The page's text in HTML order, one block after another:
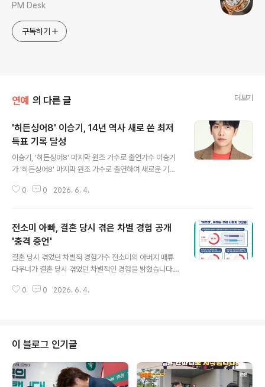
PM Desk
구독하기
연예 의 다른 글 더보기
'히든싱어8' 이승기, 14년 역사 새로 쓴 최저
득표 기록 달성
이승기, '히든싱어8' 마지막 원조 가수로 출연가수 이승기
가 '히든싱어8' 마지막 원조 가수로 출연하여 새로운 기록
가자들의 높은 완성도로 인해 판정단은 혼란에 빠졌습니
어넘는 모창 능력, '진짜 이승기' 찾기 어려워세 번째 라운
드 곡 '결혼해줄래'에서는 예상 밖의 등장으로 출연진과 관
객 모두 판단에 어려움을 겪었습니다. 마지막 4라운드 곡
'되돌리다'에서는 참가자들의 완벽한 재현 능력으로 이승
기는 단 7표를 받으며 프로그램 새 역사를 남겼습니다. 최
종 우승은 '사술가 이승기'라는 별명을 얻은 최준서가 차지
0 0 2026. 6. 4.
전소미 아빠, 결혼 당시 겪은 차별 경험 공개
'충격 증언'
결혼 당시 겪었던 차별적 경험가수 전소미의 아버지 매튜
다우너가 결혼 당시 겪었던 차별적인 경험을 밝혔습니다.
한국 남자와 결혼하지 않은 이유를 묻는 질문을 받았다고
었으며, 불심이 깊어 불무도를 배울 정도라고 합니다. 그는
한국에서의 경험을 통해 다양한 문화를 접하고 이해하게
되었습니다. 그의 이러한 배경은 전소미의 다문화적인 정
체성에도 영향을 미쳤을 것으로 보입니다. 선우용여의 반
0 0 2026. 6. 4.
이 블로그 인기글